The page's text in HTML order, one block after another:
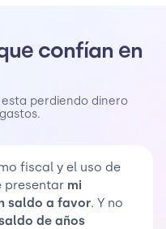
confían en
perdiendo dinero
fiscal y el uso de
presentar mi
saldo a favor. Y no
de años